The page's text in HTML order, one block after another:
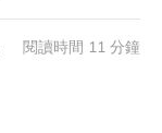
閱讀時間 11 分鐘